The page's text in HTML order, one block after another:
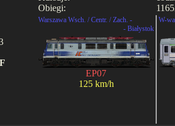
Obiegi:
Warszawa Wsch. / Centr. / Zach. -
- Białystok
EP07
125 km/h
W-